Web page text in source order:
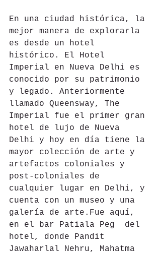
En una ciudad histórica, la
mejor manera de explorarla
es desde un hotel
histórico. El Hotel
Imperial en Nueva Delhi es
conocido por su patrimonio
y legado. Anteriormente
llamado Queensway, The
Imperial fue el primer gran
hotel de lujo de Nueva
Delhi y hoy en día tiene la
mayor colección de arte y
artefactos coloniales y
post-coloniales de
cualquier lugar en Delhi, y
cuenta con un museo y una
galería de arte.Fue aquí,
en el bar Patiala Peg  del
hotel, donde Pandit
Jawaharlal Nehru, Mahatma